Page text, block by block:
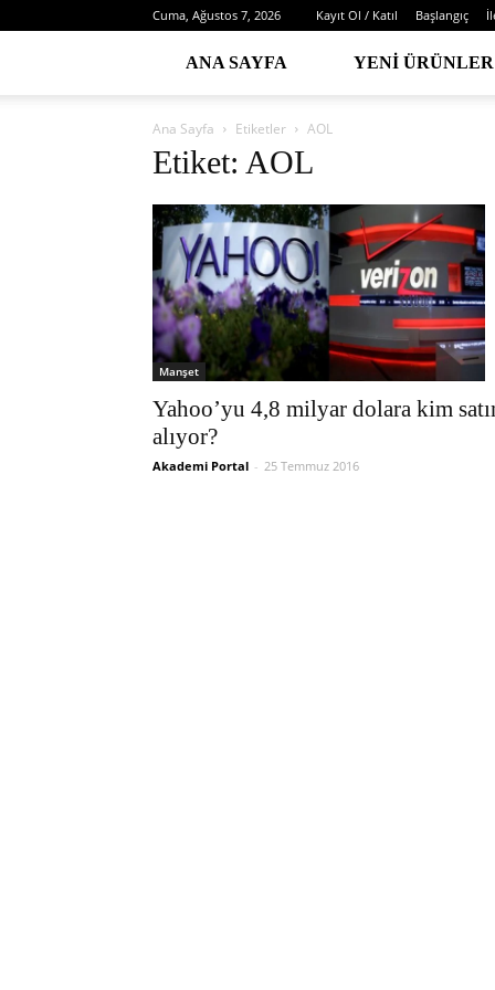
Cuma, Ağustos 7, 2026 Kayıt Ol / Katıl Başlangıç
ANA SAYFA YENI ÜRÜNLER
Ana Sayfa Etiketler AOL
Etiket: AOL
Manşet
Yahoo’yu 4,8 milyar dolara kim
alıyor?
Akademi Portal - 25 Temmuz 2016